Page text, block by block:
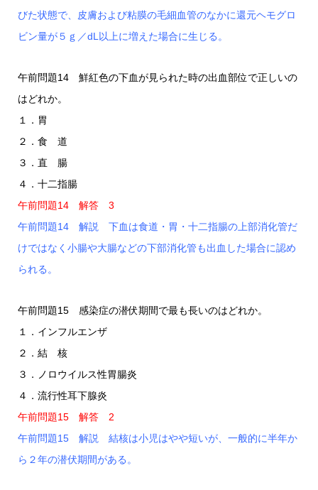
びた状態で、皮膚および粘膜の毛細血管のなかに還元ヘモグロ
ビン量が５ｇ／dL以上に増えた場合に生じる。
午前問題14 鮮紅色の下血が見られた時の出血部位で正しいの
はどれか。
１．胃
２．食 道
３．直 腸
４．十二指腸
午前問題14 解答 3
午前問題14 解説 下血は食道・胃・十二指腸の上部消化管だ
けではなく小腸や大腸などの下部消化管も出血した場合に認め
られる。
午前問題15 感染症の潜伏期間で最も長いのはどれか。
１．インフルエンザ
２．結 核
３．ノロウイルス性胃腸炎
４．流行性耳下腺炎
午前問題15 解答 2
午前問題15 解説 結核は小児はやや短いが、一般的に半年か
ら２年の潜伏期間がある。